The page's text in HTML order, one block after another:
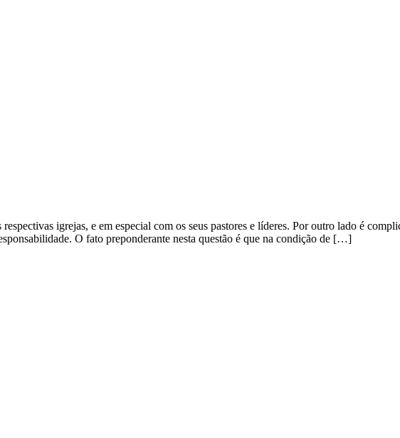
igrejas, e em especial com os seus pastores e líderes. Por outro lado é
O fato preponderante nesta questão é que na condição de […]